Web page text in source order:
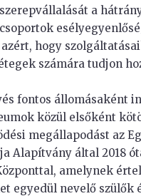
a
hogy
számára tudjon
fontos állomásaként
közül elsőként
megállapodást az
Alapítvány által 2018
amelynek
egyedül nevelő szülők